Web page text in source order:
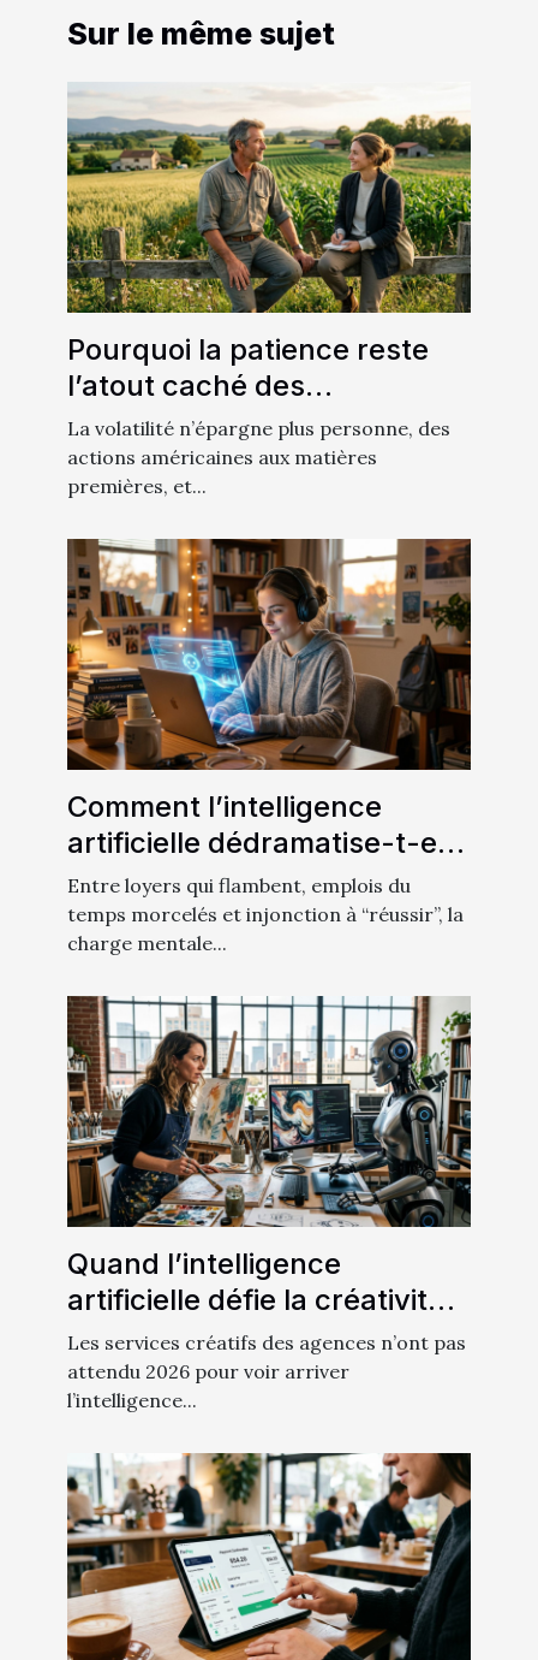
Sur le même sujet
Pourquoi la patience reste
l’atout caché des
investisseurs agricoles
aujourd’hui
La volatilité n’épargne plus personne, des
actions américaines aux matières
premières, et...
Comment l’intelligence
artificielle dédramatise-t-elle
la charge mentale des
étudiants ?
Entre loyers qui flambent, emplois du
temps morcelés et injonction à “réussir”, la
charge mentale...
Quand l’intelligence
artificielle défie la créativité
humaine en publicité
Les services créatifs des agences n’ont pas
attendu 2026 pour voir arriver
l’intelligence...